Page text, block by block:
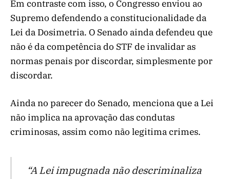
Em contraste com isso, o Congresso enviou ao
Supremo defendendo a constitucionalidade da
Lei da Dosimetria. O Senado ainda defendeu que
não é da competência do STF de invalidar as
normas penais por discordar, simplesmente por
discordar.
Ainda no parecer do Senado, menciona que a Lei
não implica na aprovação das condutas
criminosas, assim como não legitima crimes.
“A Lei impugnada não descriminaliza